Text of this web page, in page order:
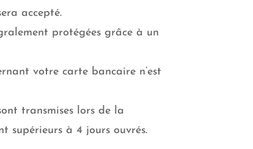
accepté.
protégées grâce à un
votre carte bancaire n’est
transmises lors de la
supérieurs à 4 jours ouvrés.